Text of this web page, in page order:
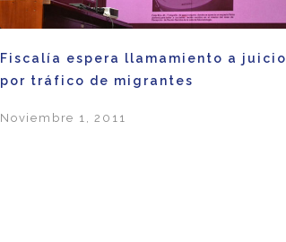
Fiscalía espera llamamiento a juicio
por tráfico de migrantes
Noviembre 1, 2011